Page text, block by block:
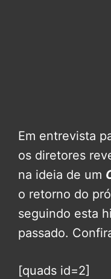
Em entrevista
os diretores
na ideia de um
o retorno do
seguindo esta
passado.
[quads id=2]